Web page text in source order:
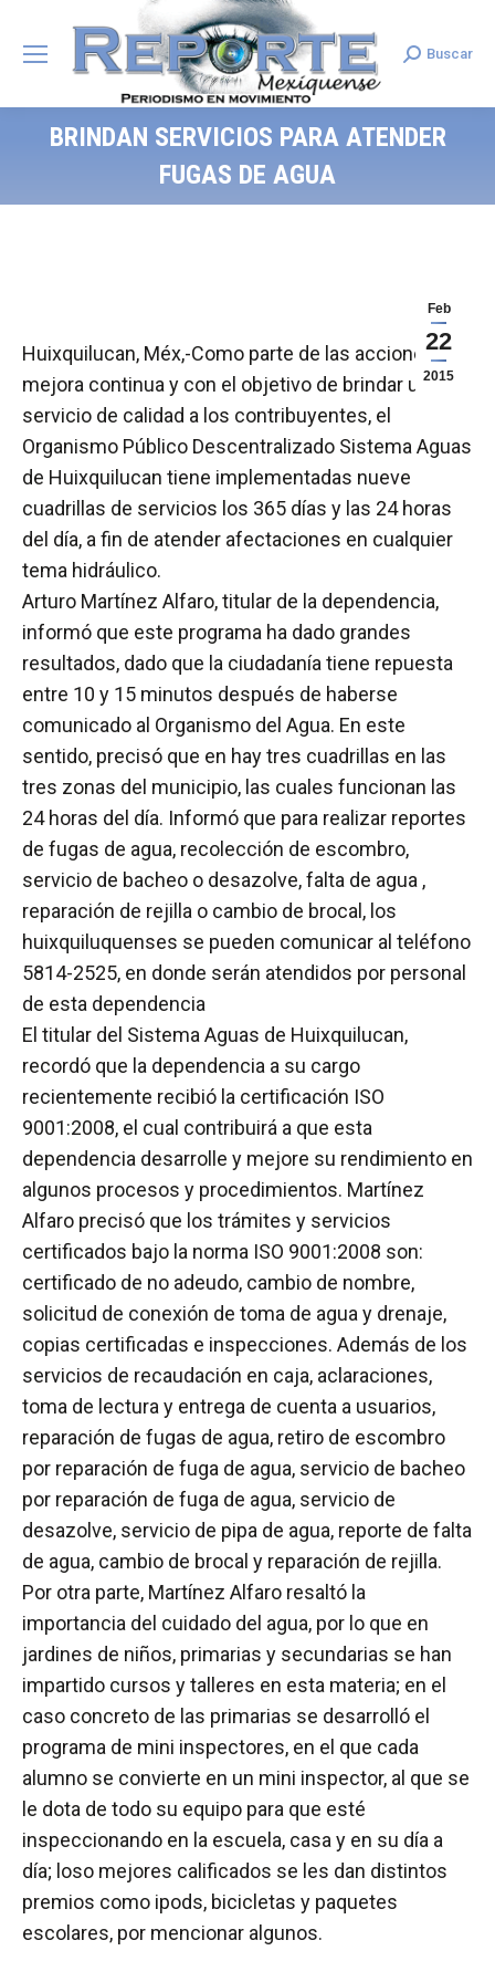
Search:
Buscar
BRINDAN SERVICIOS PARA ATENDER
FUGAS DE AGUA
Feb
22
2015
Huixquilucan, Méx,-Como parte de las acciones de
mejora continua y con el objetivo de brindar un
servicio de calidad a los contribuyentes, el
Organismo Público Descentralizado Sistema Aguas
de Huixquilucan tiene implementadas nueve
cuadrillas de servicios los 365 días y las 24 horas
del día, a fin de atender afectaciones en cualquier
tema hidráulico.
Arturo Martínez Alfaro, titular de la dependencia,
informó que este programa ha dado grandes
resultados, dado que la ciudadanía tiene repuesta
entre 10 y 15 minutos después de haberse
comunicado al Organismo del Agua. En este
sentido, precisó que en hay tres cuadrillas en las
tres zonas del municipio, las cuales funcionan las
24 horas del día. Informó que para realizar reportes
de fugas de agua, recolección de escombro,
servicio de bacheo o desazolve, falta de agua ,
reparación de rejilla o cambio de brocal, los
huixquiluquenses se pueden comunicar al teléfono
5814-2525, en donde serán atendidos por personal
de esta dependencia
El titular del Sistema Aguas de Huixquilucan,
recordó que la dependencia a su cargo
recientemente recibió la certificación ISO
9001:2008, el cual contribuirá a que esta
dependencia desarrolle y mejore su rendimiento en
algunos procesos y procedimientos. Martínez
Alfaro precisó que los trámites y servicios
certificados bajo la norma ISO 9001:2008 son:
certificado de no adeudo, cambio de nombre,
solicitud de conexión de toma de agua y drenaje,
copias certificadas e inspecciones. Además de los
servicios de recaudación en caja, aclaraciones,
toma de lectura y entrega de cuenta a usuarios,
reparación de fugas de agua, retiro de escombro
por reparación de fuga de agua, servicio de bacheo
por reparación de fuga de agua, servicio de
desazolve, servicio de pipa de agua, reporte de falta
de agua, cambio de brocal y reparación de rejilla.
Por otra parte, Martínez Alfaro resaltó la
importancia del cuidado del agua, por lo que en
jardines de niños, primarias y secundarias se han
impartido cursos y talleres en esta materia; en el
caso concreto de las primarias se desarrolló el
programa de mini inspectores, en el que cada
alumno se convierte en un mini inspector, al que se
le dota de todo su equipo para que esté
inspeccionando en la escuela, casa y en su día a
día; loso mejores calificados se les dan distintos
premios como ipods, bicicletas y paquetes
escolares, por mencionar algunos.